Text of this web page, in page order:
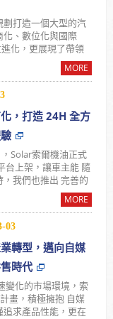
打造一個大型的汽
、數位化與國際
化，更展現了帶領
MORE
，打造 24H 全方
Solar索爾機油正式
台上架，讓車主能 隨
我們也推出 完善的
MORE
03
轉型，邁向自媒
時代
變化的市場環境，索
畫，積極擁抱 自媒
求產品性能，更在